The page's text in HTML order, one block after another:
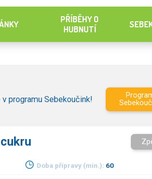
PŘÍBĚHY O
HUBNUTÍ
programu Sebekoučink!
Doba přípravy (min.): 60